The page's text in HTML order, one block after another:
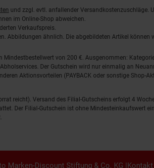
und zzgl. evtl. anfallender Versandkostenzuschläge.
im Online-Shop abweichen.
Verkaufspreis.
Abbildungen ähnlich. Die abgebildeten Artikel
von 200 €. Ausgenommen:
Der Gutschein wird nur einmalig an
Aktionsvorteilen (PAYBACK oder sonstige Shop-
reicht). Versand des Filial-Gutscheins erfolgt 4
Der Filial-Gutschein ist ohne Mindesteinkaufswert
Marken-Discount Stiftung & Co. KG |Kontakt